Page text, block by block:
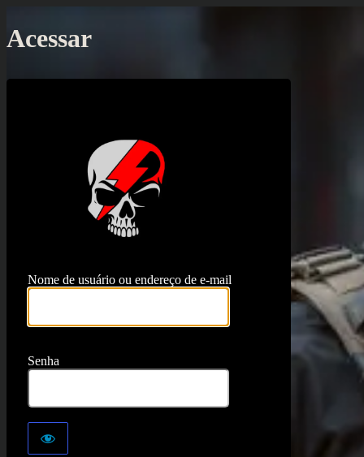
Acessar
Nome de usuário ou endereço de e-mail
Senha